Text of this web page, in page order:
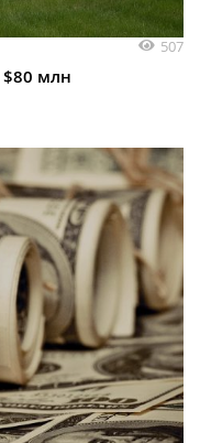
507
млн